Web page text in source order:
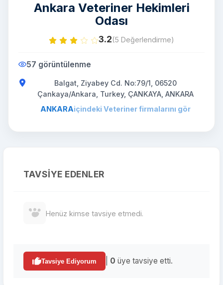
Ankara Veteriner Hekimleri
Odası
3.2(5 Değerlendirme)
57 görüntülenme
Balgat, Ziyabey Cd. No:79/1, 06520
Çankaya/Ankara, Turkey, ÇANKAYA, ANKARA
ANKARAiçindeki Veteriner firmalarını gör
TAVSIYE EDENLER
Henüz kimse tavsiye etmedi.
Tavsiye Ediyorum 0 üye tavsiye etti.